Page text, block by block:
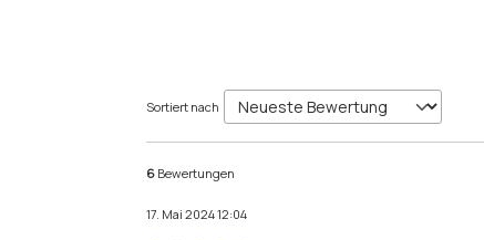
Sortiert nach
6 Bewertungen
17. Mai 2024 12:04